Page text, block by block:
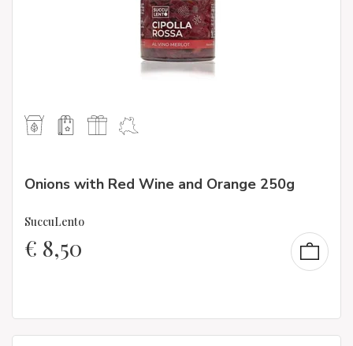
Onions with Red Wine and Orange 250g
SuccuLento
€ 8,50